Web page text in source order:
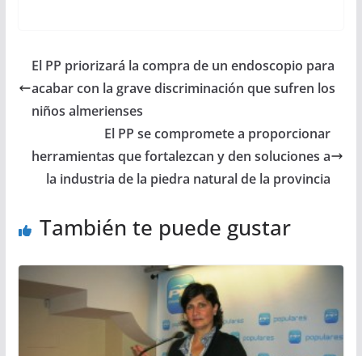
El PP priorizará la compra de un endoscopio para
acabar con la grave discriminación que sufren los
niños almerienses
El PP se compromete a proporcionar
herramientas que fortalezcan y den soluciones a
la industria de la piedra natural de la provincia
También te puede gustar